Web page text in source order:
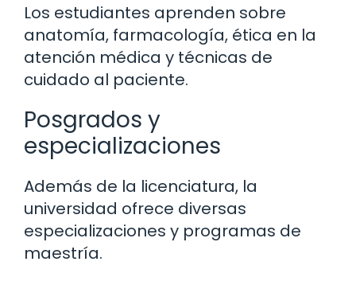
Los estudiantes aprenden sobre
anatomía, farmacología, ética en la
atención médica y técnicas de
cuidado al paciente.
Posgrados y
especializaciones
Además de la licenciatura, la
universidad ofrece diversas
especializaciones y programas de
maestría.